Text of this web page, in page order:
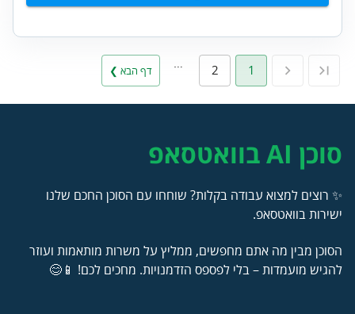
1
2 דף הבא ❯
סוכן AI בוואטסאפ
✨ רוצים למצוא עבודה בקלות? שוחחו עם הסוכן החכם שלנו
ישירות בוואטסאפ.
הסוכן מבין מה אתם מחפשים, ממליץ על משרות מותאמות ועוזר
להגיש מועמדות – בלי לפספס הזדמנויות. מחכים לכם! 📱😊